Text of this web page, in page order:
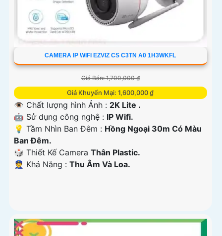
CAMERA IP WIFI EZVIZ CS C3TN A0 1H3WKFL
Giá Bán: 1,700,000 ₫
Giá Khuyến Mại: 1,600,000 ₫
👁 Chất lượng hình Ảnh : 2K Lite .
🤖️ Sử dụng công nghệ : IP Wifi.
💡 Tầm Nhìn Ban Đêm : Hồng Ngoại 30m Có Màu
Ban Đêm.
🎲 Thiết Kế Camera Thân Plastic.
️👮 Khả Năng : Thu Âm Và Loa.